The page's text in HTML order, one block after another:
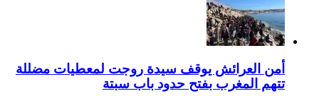
أمن العرائش يوقف سيدة روجت لمعطيات مضللة
تتهم المغرب بفتح حدود باب سبتة